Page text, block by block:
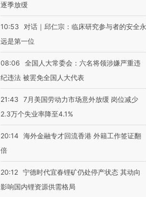
逐季放缓
10:53
对话｜邱仁宗：临床研究参与者的安全永
远是第一位
08:06
全国人大常委会：六名将领涉嫌严重违
纪违法 被罢免全国人大代表
21:43
7月美国劳动力市场意外放缓 岗位减少
2.3万个失业率降至4.1%
20:14 海外金融专才回流香港 外籍工作签证翻
倍
20:12 宁德时代宜春锂矿仍处停产状态 其动向
影响国内锂资源供需格局